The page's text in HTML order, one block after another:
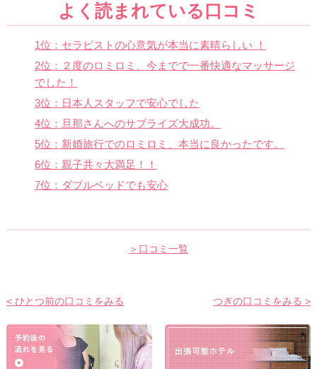
よく読まれている口コミ
1位：セラピストの心意気が本当に素晴らしい ！
2位：２度のロミロミ、今までで一番快適なマッサージ
でした！
3位：日本人スタッフで安心でした
4位：旦那さんへのサプライズ大成功。
5位：新婚旅行でのロミロミ、本当に良かったです。
6位：親子共々大満足！！
7位：ダブルベッドでも安心
＞口コミ一覧
< ひとつ前の口コミをみる つぎの口コミをみる >